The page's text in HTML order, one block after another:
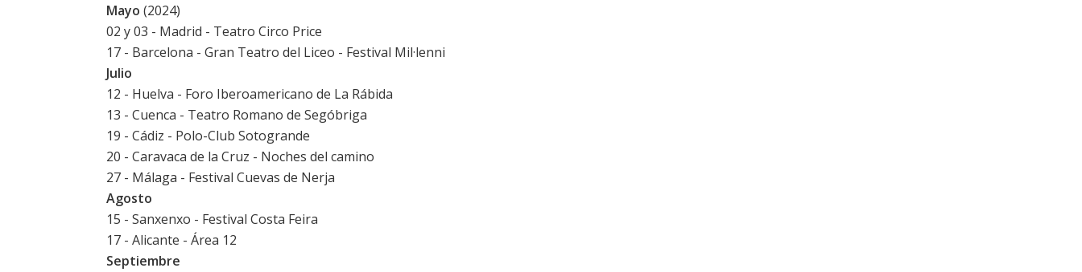
Mayo (2024)
02 y 03 - Madrid - Teatro Circo Price
17 - Barcelona - Gran Teatro del Liceo - Festival Mil·lenni
Julio
12 - Huelva - Foro Iberoamericano de La Rábida
13 - Cuenca - Teatro Romano de Segóbriga
19 - Cádiz - Polo-Club Sotogrande
20 - Caravaca de la Cruz - Noches del camino
27 - Málaga - Festival Cuevas de Nerja
Agosto
15 - Sanxenxo - Festival Costa Feira
17 - Alicante - Área 12
Septiembre